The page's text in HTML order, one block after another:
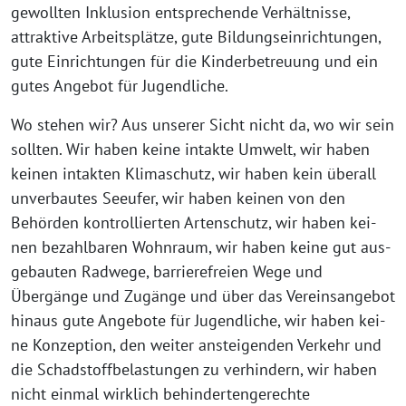
gewoll­ten Inklusion ent­spre­chen­de Verhältnisse,
attrak­ti­ve Arbeitsplätze, gute Bildungseinrichtungen,
gute Einrichtungen für die Kinderbetreuung und ein
gutes Angebot für Jugendliche.
Wo ste­hen wir? Aus unse­rer Sicht nicht da, wo wir sein
soll­ten. Wir haben kei­ne intak­te Umwelt, wir haben
kei­nen intak­ten Klimaschutz, wir haben kein über­all
unver­bau­tes Seeufer, wir haben kei­nen von den
Behörden kon­trol­lier­ten Artenschutz, wir haben kei­
nen bezahl­ba­ren Wohnraum, wir haben kei­ne gut aus­
ge­bau­ten Radwege, bar­rie­re­frei­en Wege und
Übergänge und Zugänge und über das Vereinsangebot
hin­aus gute Angebote für Jugendliche, wir haben kei­
ne Konzeption, den wei­ter anstei­gen­den Verkehr und
die Schadstoffbelastungen zu ver­hin­dern, wir haben
nicht ein­mal wirk­lich behin­der­ten­ge­rech­te